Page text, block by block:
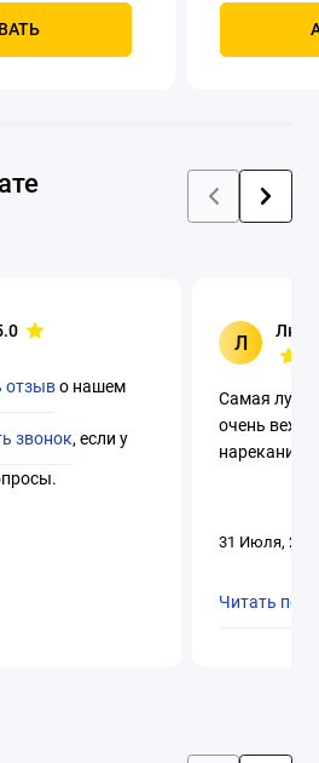
отзыво нашем
звонок, если у
Л
Самая
очень
нареканий.
31 Июля,
Читать